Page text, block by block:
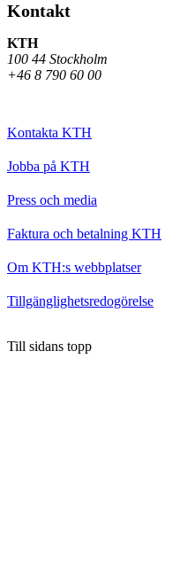
Kontakt
KTH
100 44 Stockholm
+46 8 790 60 00
Kontakta KTH
Jobba på KTH
Press och media
Faktura och betalning KTH
Om KTH:s webbplatser
Tillgänglighetsredogörelse
Till sidans topp